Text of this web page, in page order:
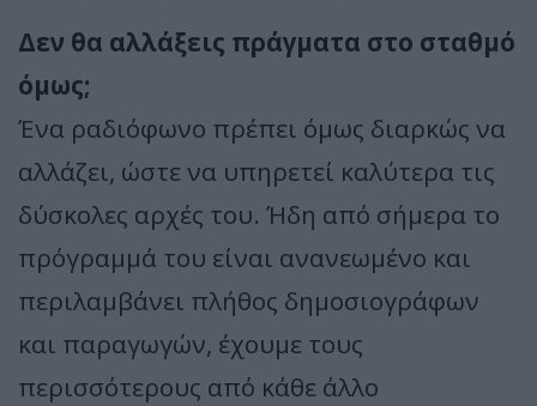
Δεν θα αλλάξεις πράγματα στο σταθμό
όμως;
Ένα ραδιόφωνο πρέπει όμως διαρκώς να
αλλάζει, ώστε να υπηρετεί καλύτερα τις
δύσκολες αρχές του. Ήδη από σήμερα το
πρόγραμμά του είναι ανανεωμένο και
περιλαμβάνει πλήθος δημοσιογράφων
και παραγωγών, έχουμε τους
περισσότερους από κάθε άλλο